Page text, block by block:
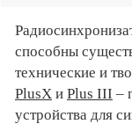
способны
технические и
PlusX и Plus III –
устройства для